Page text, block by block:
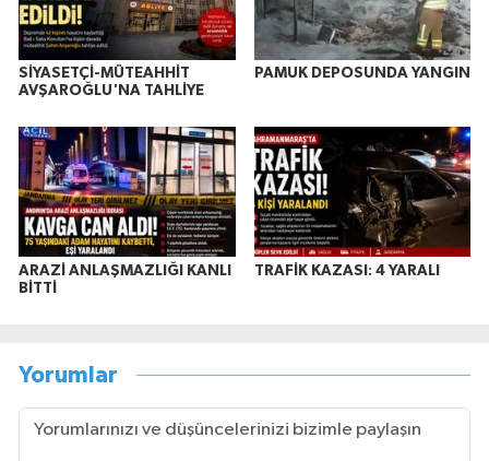
SİYASETÇİ-MÜTEAHHİT
AVŞAROĞLU'NA TAHLİYE
PAMUK DEPOSUNDA YANGIN
ARAZİ ANLAŞMAZLIĞI KANLI
BİTTİ
TRAFİK KAZASI: 4 YARALI
Yorumlar